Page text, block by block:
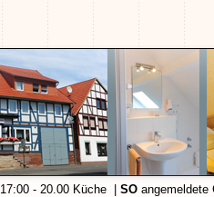
17:00 - 20.00 Küche | SO angemeldete